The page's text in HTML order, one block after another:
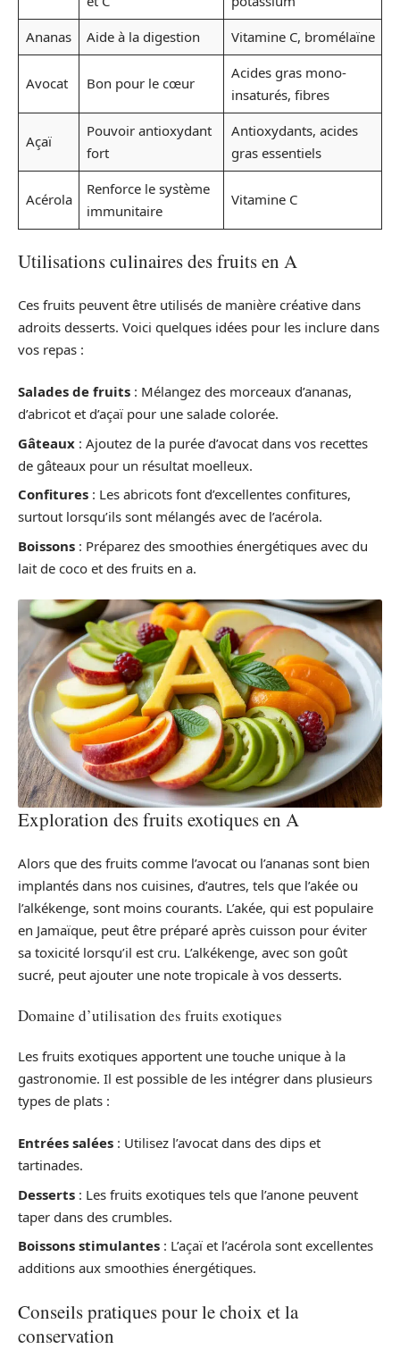
Ananas
Aide à la digestion Vitamine C, bromélaïne
Avocat Bon pour le cœur
Acides gras mono-
insaturés, fibres
Açaï
Pouvoir antioxydant
fort
Antioxydants, acides
gras essentiels
Acérola
Renforce le système
immunitaire
Vitamine C
Utilisations culinaires des fruits en A
Ces fruits peuvent être utilisés de manière créative dans
adroits desserts. Voici quelques idées pour les inclure dans
vos repas :
Salades de fruits : Mélangez des morceaux d’ananas,
d’abricot et d’açaï pour une salade colorée.
Gâteaux : Ajoutez de la purée d’avocat dans vos recettes
de gâteaux pour un résultat moelleux.
Confitures : Les abricots font d’excellentes confitures,
surtout lorsqu’ils sont mélangés avec de l’acérola.
Boissons : Préparez des smoothies énergétiques avec du
lait de coco et des fruits en a.
Exploration des fruits exotiques en A
Alors que des fruits comme l’avocat ou l’ananas sont bien
implantés dans nos cuisines, d’autres, tels que l’akée ou
l’alkékenge, sont moins courants. L’akée, qui est populaire
en Jamaïque, peut être préparé après cuisson pour éviter
sa toxicité lorsqu’il est cru. L’alkékenge, avec son goût
sucré, peut ajouter une note tropicale à vos desserts.
Domaine d’utilisation des fruits exotiques
Les fruits exotiques apportent une touche unique à la
gastronomie. Il est possible de les intégrer dans plusieurs
types de plats :
Entrées salées : Utilisez l’avocat dans des dips et
tartinades.
Desserts : Les fruits exotiques tels que l’anone peuvent
taper dans des crumbles.
Boissons stimulantes : L’açaï et l’acérola sont excellentes
additions aux smoothies énergétiques.
Conseils pratiques pour le choix et la
conservation